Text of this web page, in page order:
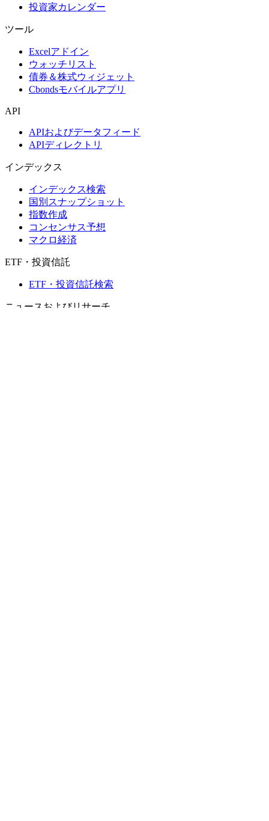
投資家カレンダー
ツール
Excelアドイン
ウォッチリスト
債券＆株式ウィジェット
Cbondsモバイルアプリ
API
APIおよびデータフィード
APIディレクトリ
インデックス
インデックス検索
国別スナップショット
指数作成
コンセンサス予想
マクロ経済
ETF・投資信託
ETF・投資信託検索
ニュースおよびリサーチ